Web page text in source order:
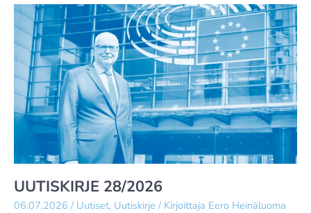
UUTISKIRJE 28/2026
06.07.2026 / Uutiset, Uutiskirje / Kirjoittaja Eero Heinäluoma